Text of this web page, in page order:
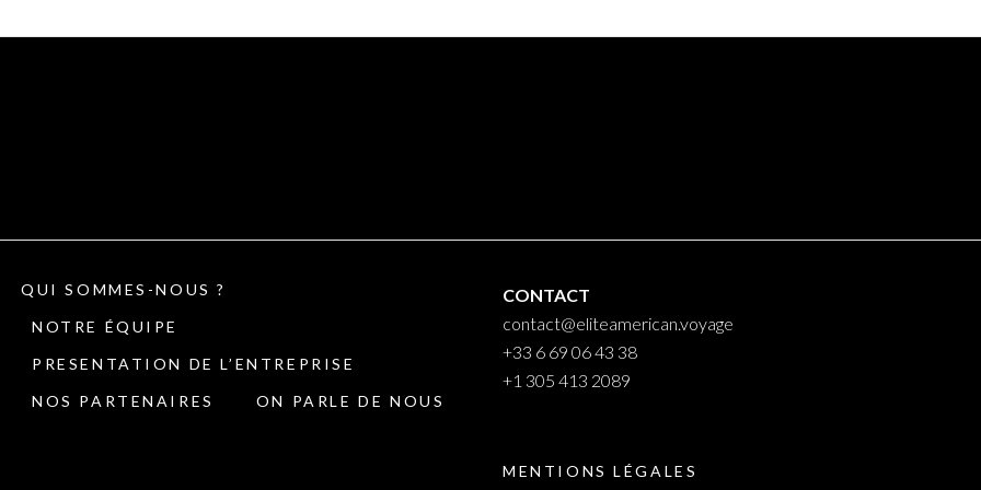
QUI SOMMES-NOUS ?
NOTRE ÉQUIPE
PRESENTATION DE L’ENTREPRISE
NOS PARTENAIRES
ON PARLE DE NOUS
CONTACT
contact@eliteamerican.voyage
+33 6 69 06 43 38
+1 305 413 2089
MENTIONS LÉGALES